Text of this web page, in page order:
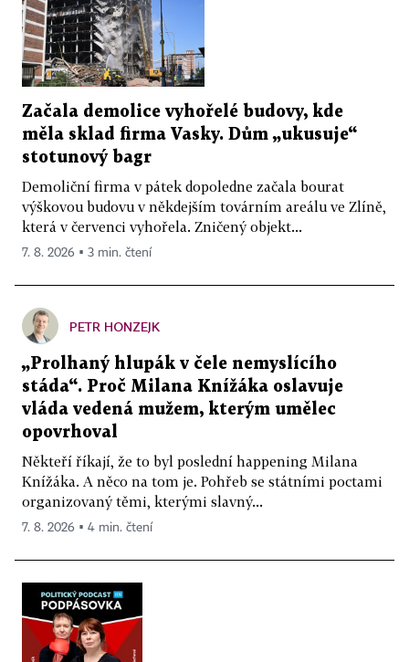
Začala demolice vyhořelé budovy, kde
měla sklad firma Vasky. Dům „ukusuje“
stotunový bagr
Demoliční firma v pátek dopoledne začala bourat
výškovou budovu v někdejším továrním areálu ve Zlíně,
která v červenci vyhořela. Zničený objekt...
7. 8. 2026 ▪ 3 min. čtení
PETR HONZEJK
„Prolhaný hlupák v čele nemyslícího
stáda“. Proč Milana Knížáka oslavuje
vláda vedená mužem, kterým umělec
opovrhoval
Někteří říkají, že to byl poslední happening Milana
Knížáka. A něco na tom je. Pohřeb se státními poctami
organizovaný těmi, kterými slavný...
7. 8. 2026 ▪ 4 min. čtení